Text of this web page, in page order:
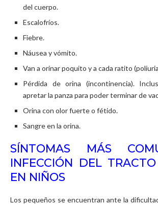
del cuerpo.
Escalofríos.
Fiebre.
Náusea y vómito.
Van a orinar poquito y a cada ratito
Pérdida de orina (incontinencia).
apretar la panza para poder terminar de
Orina con olor fuerte o fétido.
Sangre en la orina.
SÍNTOMAS MÁS
INFECCIÓN DEL
EN NIÑOS
Los pequeños se encuentran ante la